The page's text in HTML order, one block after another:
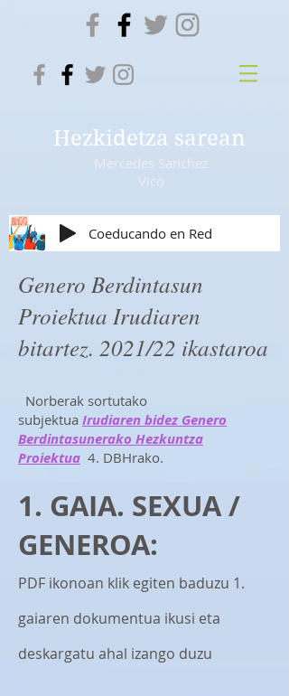
Hezkidetza sarean
Mercedes Sanchez
Vico
Coeducando en Red
Genero Berdintasun
Proiektua Irudiaren
bitartez. 2021/22 ikastaroa
Norberak sortutako
subjektua Irudiaren bidez Genero
Berdintasunerako Hezkuntza
Proiektua 4. DBHrako.
1. GAIA. SEXUA /
GENEROA:
PDF ikonoan klik egiten baduzu 1.
gaiaren dokumentua ikusi eta
deskargatu ahal izango duzu